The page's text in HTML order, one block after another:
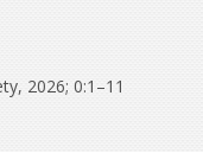
2026; 0:1–11